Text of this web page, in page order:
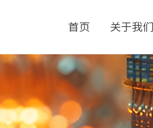
首页 关于我们